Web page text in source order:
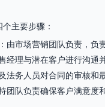
主要步骤：
：由市场营销团队负责，负
经理与潜在客户进行沟通
法务人员对合同的审核和
团队负责确保客户满意度